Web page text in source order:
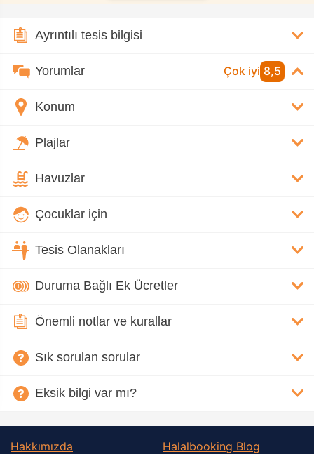
Ayrıntılı tesis bilgisi
Yorumlar Çok iyi 8,5
Konum
Plajlar
Havuzlar
Çocuklar için
Tesis Olanakları
Duruma Bağlı Ek Ücretler
Önemli notlar ve kurallar
Sık sorulan sorular
Eksik bilgi var mı?
Hakkımızda
Halalbooking Blog